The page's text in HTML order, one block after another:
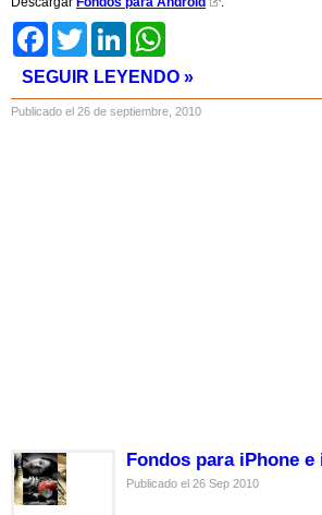
FacebookTwitter LinkedIn
SEGUIR LEYENDO »
Publicado el 26 de septiembre, 2010
Fondos para iPhone e
Publicado el 26 Sep 2010